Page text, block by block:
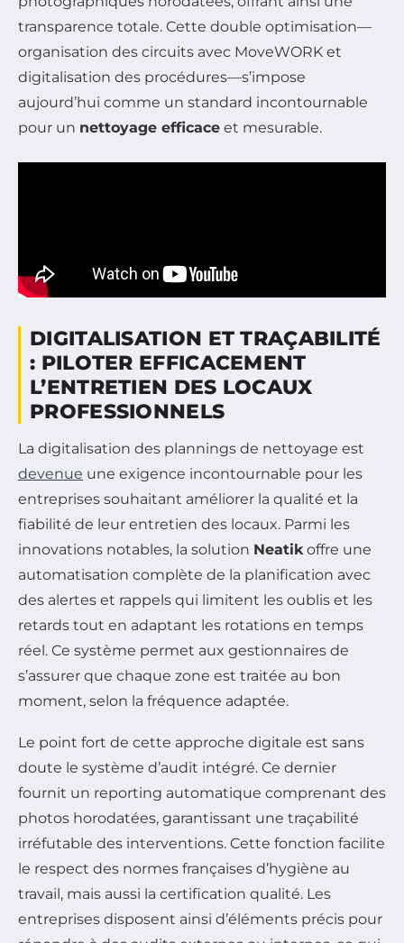
transparence totale. Cette double optimisation—
organisation des circuits avec MoveWORK et
digitalisation des procédures—s’impose
aujourd’hui comme un standard incontournable
pour un nettoyage efficace et mesurable.
DIGITALISATION ET TRAÇABILITÉ
: PILOTER EFFICACEMENT
L’ENTRETIEN DES LOCAUX
PROFESSIONNELS
La digitalisation des plannings de nettoyage est
devenue une exigence incontournable pour les
entreprises souhaitant améliorer la qualité et la
fiabilité de leur entretien des locaux. Parmi les
innovations notables, la solution Neatikoffre une
automatisation complète de la planification avec
des alertes et rappels qui limitent les oublis et les
retards tout en adaptant les rotations en temps
réel. Ce système permet aux gestionnaires de
s’assurer que chaque zone est traitée au bon
moment, selon la fréquence adaptée.
Le point fort de cette approche digitale est sans
doute le système d’audit intégré. Ce dernier
fournit un reporting automatique comprenant des
photos horodatées, garantissant une traçabilité
irréfutable des interventions. Cette fonction facilite
le respect des normes françaises d’hygiène au
travail, mais aussi la certification qualité. Les
entreprises disposent ainsi d’éléments précis pour